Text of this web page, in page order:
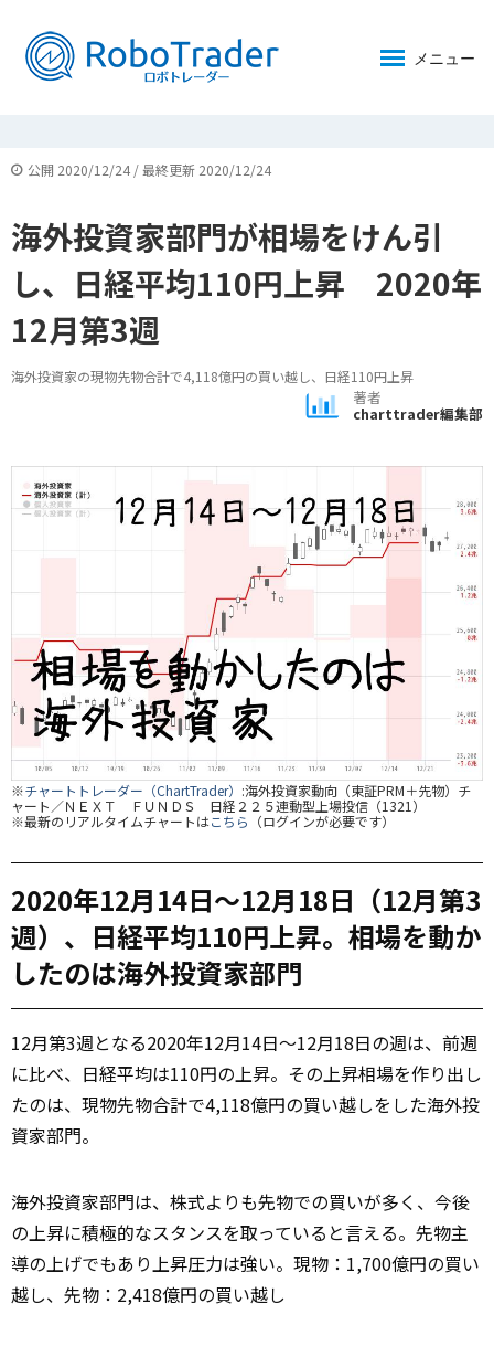
メニュー
公開 2020/12/24 / 最終更新 2020/12/24
海外投資家部門が相場をけん引
し、日経平均110円上昇 2020年
12月第3週
海外投資家の現物先物合計で4,118億円の買い越し、日経110円上昇
著者
charttrader編集部
※チャートトレーダー（ChartTrader） :海外投資家動向（東証PRM＋先物）チ
ャート／ＮＥＸＴ ＦＵＮＤＳ 日経２２５連動型上場投信（1321）
※最新のリアルタイムチャートはこちら （ログインが必要です）
2020年12月14日～12月18日（12月第3
週）、日経平均110円上昇。相場を動か
したのは海外投資家部門
12月第3週となる2020年12月14日～12月18日の週は、前週
に比べ、日経平均は110円の上昇。その上昇相場を作り出し
たのは、現物先物合計で4,118億円の買い越しをした海外投
資家部門。
海外投資家部門は、株式よりも先物での買いが多く、今後
の上昇に積極的なスタンスを取っていると言える。先物主
導の上げでもあり上昇圧力は強い。現物：1,700億円の買い
越し、先物：2,418億円の買い越し